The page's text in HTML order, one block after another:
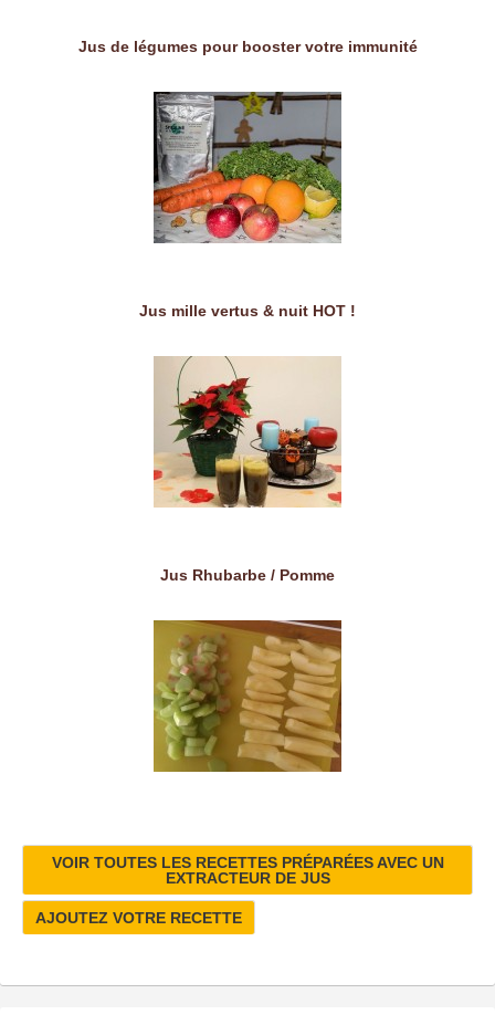
Jus de légumes pour booster votre immunité
Jus mille vertus & nuit HOT !
Jus Rhubarbe / Pomme
VOIR TOUTES LES RECETTES PRÉPARÉES AVEC UN
EXTRACTEUR DE JUS
AJOUTEZ VOTRE RECETTE